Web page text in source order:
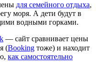
для семейного отдыха,
моря. А дети будут в
водными горками.
— сайт сравнивает цены
(Booking тоже) и находит
как самостоятельно